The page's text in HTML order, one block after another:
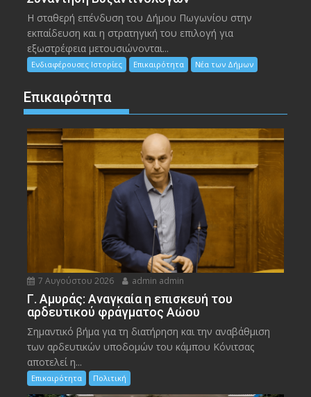
Η σταθερή επένδυση του Δήμου Πωγωνίου στην
εκπαίδευση και η στρατηγική του επιλογή για
εξωστρέφεια μετουσιώνονται...
Ενδιαφέρουσες Ιστορίες Επικαιρότητα Νέα των Δήμων
Επικαιρότητα
7 Αυγούστου 2026 admin admin
Γ. Αμυράς: Αναγκαία η επισκευή του
αρδευτικού φράγματος Αώου
Σημαντικό βήμα για τη διατήρηση και την αναβάθμιση
των αρδευτικών υποδομών του κάμπου Κόνιτσας
αποτελεί η...
Επικαιρότητα Πολιτική